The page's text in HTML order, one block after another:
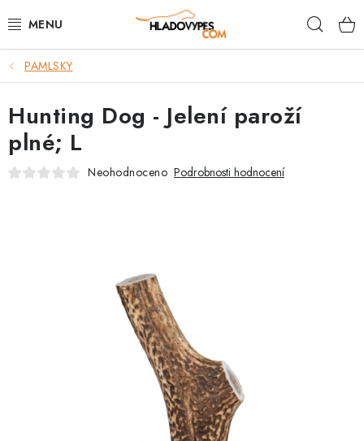
na
POTŘEBY PRO PSY
TAMI PŘEPRAVNÍ BOXY
SPORT SE PSEM
VĚRNOSTNÍ PROGRAM
PAMLSKY
Hunting Dog - Jelení paroží
plné; L
Neohodnoceno Podrobnosti hodnocení